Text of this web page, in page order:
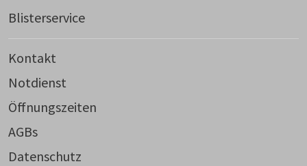
Blisterservice
Kontakt
Notdienst
Öffnungszeiten
AGBs
Datenschutz